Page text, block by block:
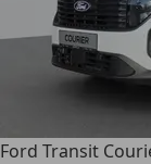
Ford Transit